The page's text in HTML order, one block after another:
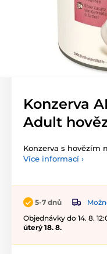
Konzerva
Adult
Konzerva s hovězím
Více informací ›
5-7 dnů
Objednávky do 14. 8.
úterý 18. 8.